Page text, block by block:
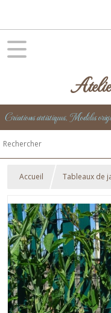
Créations artistiques, Modèles
Accueil Tableaux de